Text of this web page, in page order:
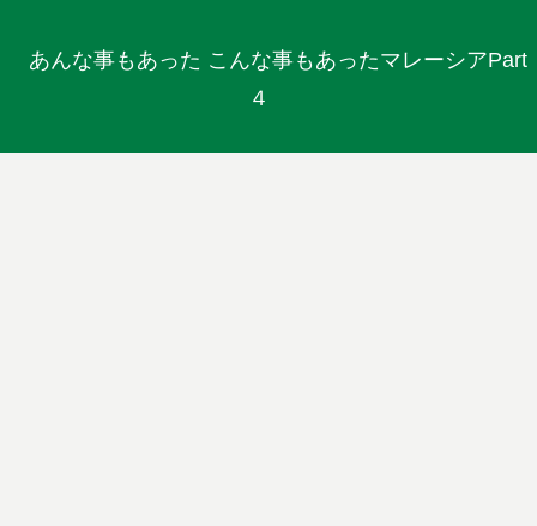
あんな事もあった こんな事もあったマレーシアPart
４